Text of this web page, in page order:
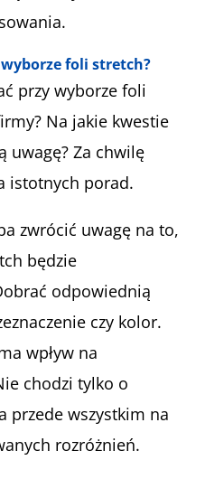
foli stretch?
przy wyborze foli
Na jakie kwestie
uwagę? Za chwilę
istotnych porad.
zwrócić uwagę na to,
będzie
odpowiednią
czy kolor.
wpływ na
chodzi tylko o
przede wszystkim na
rozróżnień.